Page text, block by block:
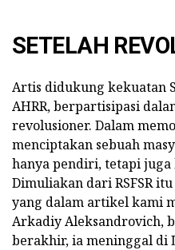
SETELAH
Artis didukung kekuatan
AHRR, berpartisipasi
revolusioner. Dalam
menciptakan sebuah
hanya pendiri, tetapi
Dimuliakan dari RSFSR
yang dalam artikel kami
Arkadiy Aleksandrovich,
berakhir, ia meninggal di